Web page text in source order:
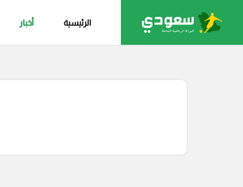
الرئيسية أخبار